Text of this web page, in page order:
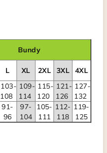
Bundy
L XL 2XL 3XL
4XL
103-
108
109-
114
115-
120
121-
126
127-
132
91-
96
97-
104
105-
111
112-
118
119-
125